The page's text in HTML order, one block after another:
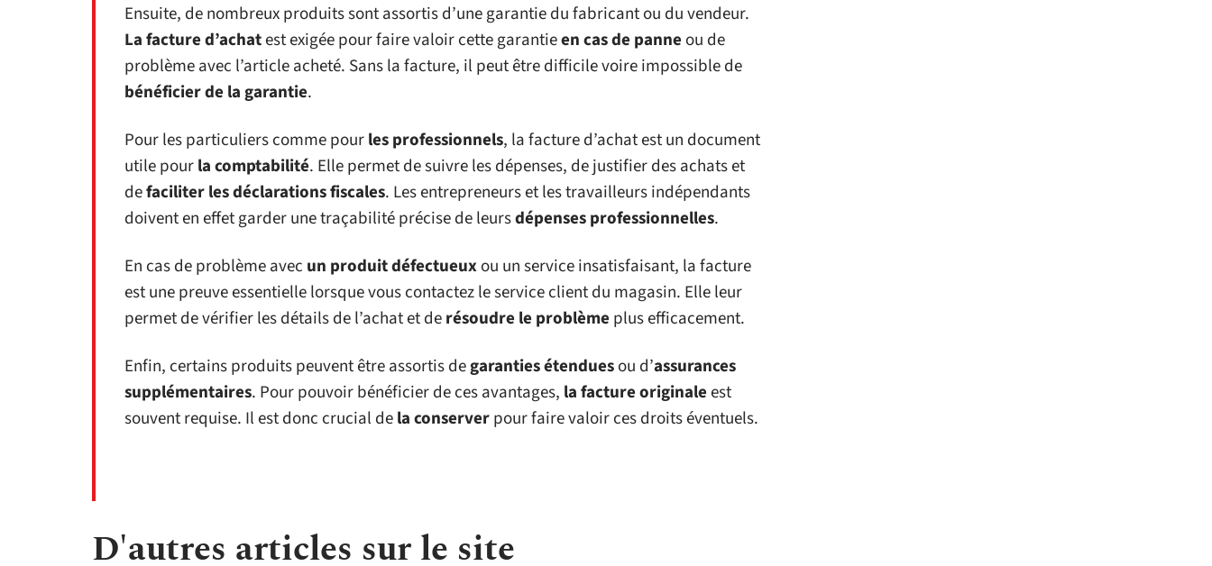
Ensuite, de nombreux produits sont assortis d’une garantie du fabricant ou du vendeur.
La facture d’achatest exigée pour faire valoir cette garantieen cas de panne ou de
problème avec l’article acheté. Sans la facture, il peut être difficile voire impossible de
bénéficier de la garantie.
Pour les particuliers comme pourles professionnels, la facture d’achat est un document
utile pourla comptabilité. Elle permet de suivre les dépenses, de justifier des achats et
defaciliter les déclarations fiscales. Les entrepreneurs et les travailleurs indépendants
doivent en effet garder une traçabilité précise de leursdépenses professionnelles.
En cas de problème avec un produit défectueuxou un service insatisfaisant, la facture
est une preuve essentielle lorsque vous contactez le service client du magasin. Elle leur
permet de vérifier les détails de l’achat et derésoudre le problème plus efficacement.
Enfin, certains produits peuvent être assortis degaranties étenduesou d’assurances
supplémentaires. Pour pouvoir bénéficier de ces avantages, la facture originaleest
souvent requise. Il est donc crucial dela conserverpour faire valoir ces droits éventuels.
D'autres articles sur le site